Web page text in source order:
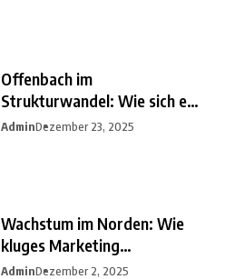
Offenbach im
Strukturwandel: Wie sich ein
unterschätzter
AdminDezember 23, 2025
Wachstum im Norden: Wie
kluges Marketing
Unternehmen
AdminDezember 2, 2025